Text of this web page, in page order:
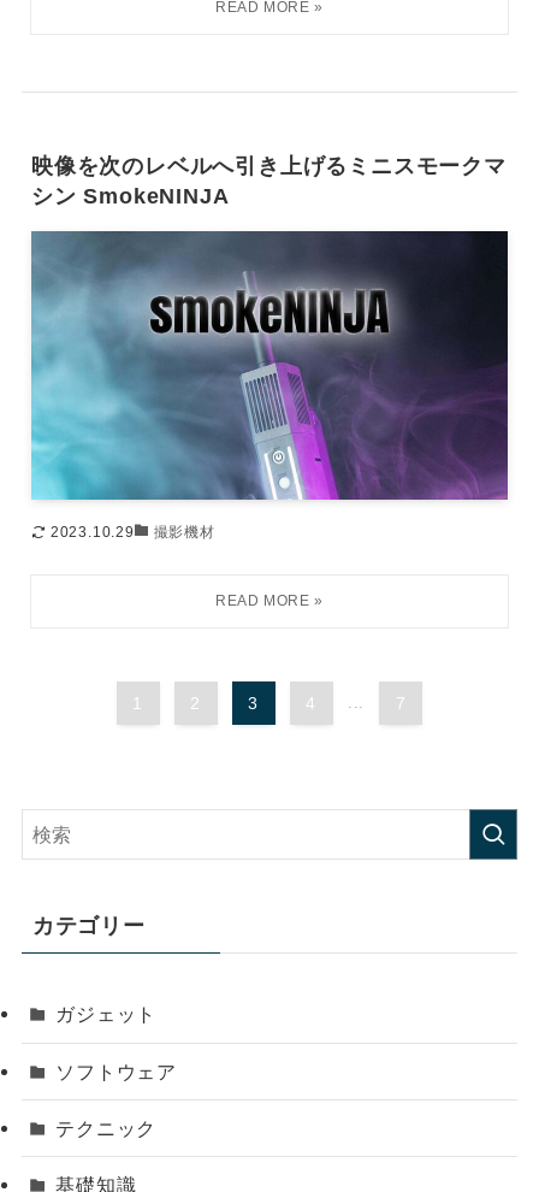
映像を次のレベルへ引き上げるミニスモークマ
シン SmokeNINJA
2023.10.29 撮影機材
1 2 3 4 7
カテゴリー
ガジェット
ソフトウェア
テクニック
基礎知識